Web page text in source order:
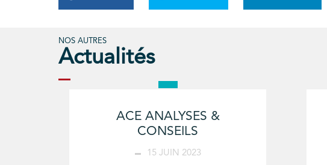
NOS AUTRES
Actualités
ACE ANALYSES &
CONSEILS
15 JUIN 2023